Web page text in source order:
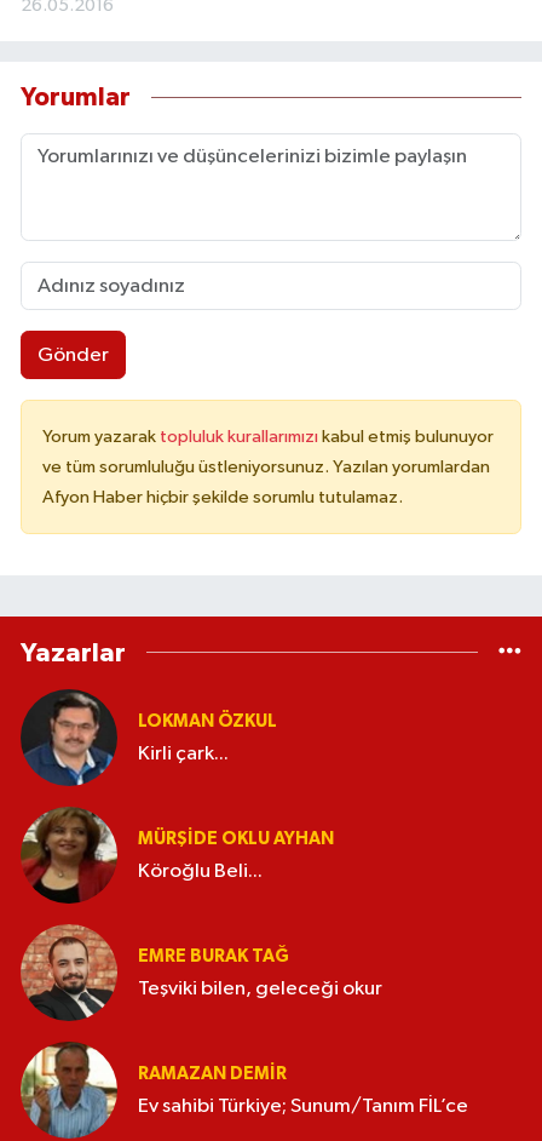
26.05.2016
Yorumlar
Gönder
Yorum yazarak topluluk kurallarımızı kabul etmiş bulunuyor
ve tüm sorumluluğu üstleniyorsunuz. Yazılan yorumlardan
Afyon Haber hiçbir şekilde sorumlu tutulamaz.
Yazarlar
LOKMAN ÖZKUL
Kirli çark...
MÜRŞIDE OKLU AYHAN
Köroğlu Beli...
EMRE BURAK TAĞ
Teşviki bilen, geleceği okur
RAMAZAN DEMİR
Ev sahibi Türkiye; Sunum/Tanım FİL’ce